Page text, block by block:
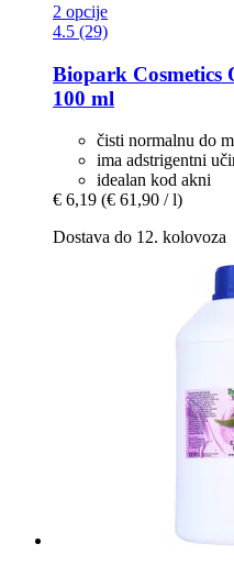
2 opcije
4.5 (29)
Biopark Cosmetics
100 ml
čisti normalnu do
ima adstrigentni
idealan kod akni
€ 6,19 (€ 61,90 / l)
Dostava do 12. kolovoza